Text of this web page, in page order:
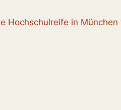
Hochschulreife in